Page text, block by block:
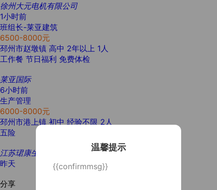
徐州大元电机有限公司
1小时前
班组长-莱亚建筑
6500-8000元
邳州市赵墩镇 高中 2年以上 1人
工作餐 节日福利 免费体检
莱亚国际
6小时前
生产管理
6000-8000元
邳州市港上镇 初中 经验不限 2人
五险
江苏珺康生物科技有限公司
昨天
分享
温馨提示
{{confirmmsg}}